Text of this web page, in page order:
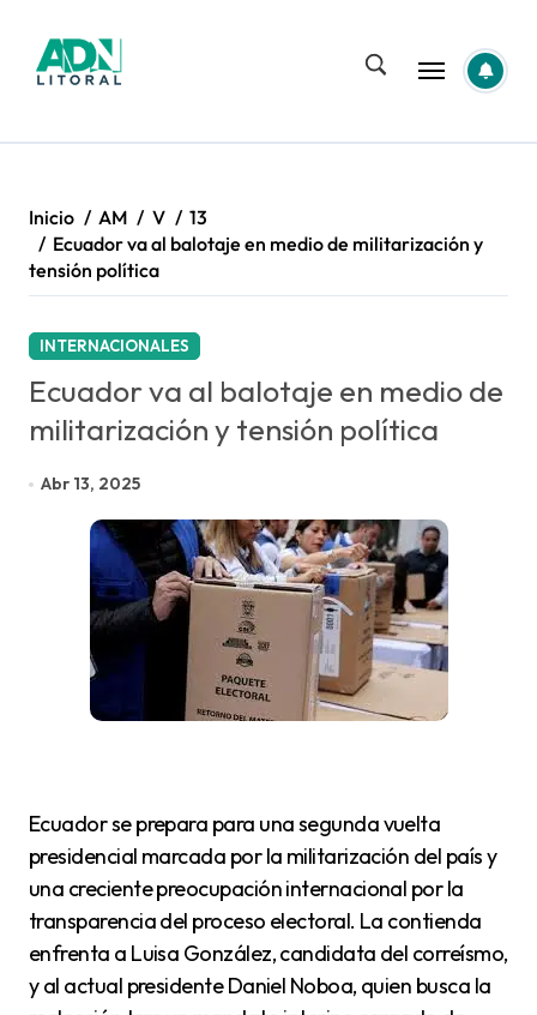
contenido
Inicio AM V
13
Ecuador va al balotaje en medio de militarización y
tensión política
INTERNACIONALES
Ecuador va al balotaje en medio de
militarización y tensión política
Abr 13, 2025
Ecuador se prepara para una segunda vuelta
presidencial marcada por la militarización del país y
una creciente preocupación internacional por la
transparencia del proceso electoral. La contienda
enfrenta a Luisa González, candidata del correísmo,
y al actual presidente Daniel Noboa, quien busca la